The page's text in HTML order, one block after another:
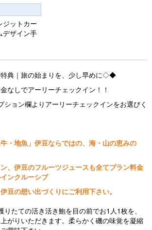
ジットカー
デザイン手
典｜旅の始まりを、少し早めに◇◆
なしでアーリーチェックイン！！
ション欄よりアーリーチェックインをお選びく
牛・地魚」伊豆ならではの、海・山の恵みの
、伊豆のフルーツジュースも全てプラン料金
ンクルーシブ
豆の想い出づくりにご利用下さい。
たての活き活き鮑を目の前でお1人1枚を、
がりいただきます。柔らかく磯の味覚を凝縮